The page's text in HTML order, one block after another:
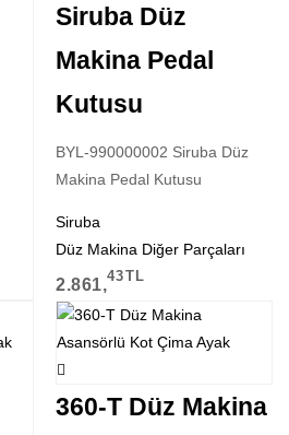
Siruba Düz
Makina Pedal
Kutusu
BYL-990000002 Siruba Düz
Makina Pedal Kutusu
Siruba
Düz Makina Diğer Parçaları
2.861,43TL
360-T Düz Makina